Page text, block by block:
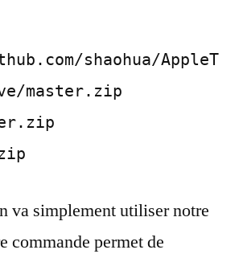
shaohua/AppleT
master.zip
va simplement utiliser notre
commande permet de